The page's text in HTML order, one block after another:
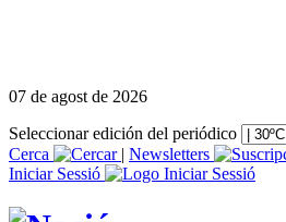
07 de agost de 2026
Seleccionar edición del periódico
Cerca
| Newsletters
Iniciar Sessió